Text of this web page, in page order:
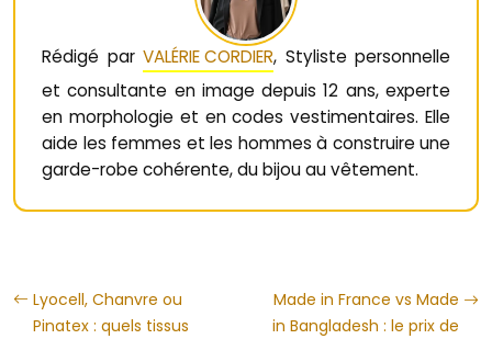
Rédigé par VALÉRIE CORDIER, Styliste personnelle
et consultante en image depuis 12 ans, experte
en morphologie et en codes vestimentaires. Elle
aide les femmes et les hommes à construire une
garde-robe cohérente, du bijou au vêtement.
Lyocell, Chanvre ou
Pinatex : quels tissus
Made in France vs Made
in Bangladesh : le prix de